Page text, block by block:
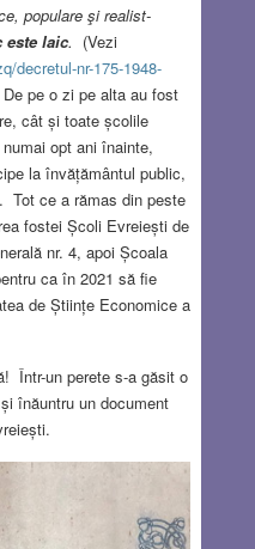
populare şi realist-
este laic. (Vezi
decretul-nr-175-1948-
pe o zi pe alta au fost
cât și toate școlile
opt ani înainte,
la învățământul public,
Tot ce a rămas din peste
fostei Școli Evreiești de
nr. 4, apoi Școala
ca în 2021 să fie
de Științe Economice a
Într-un perete s-a găsit o
înăuntru un document